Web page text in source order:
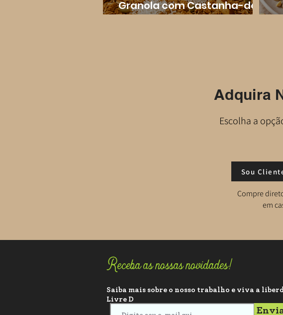
Granola com Castanha-do-
Adquira
Escolha a
Sou
Compre
em
Receba as nossas novidades!
Saiba mais sobre o nosso trabalho e viva a
Livre D